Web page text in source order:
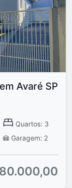
Avaré SP
Quartos: 3
Garagem: 2